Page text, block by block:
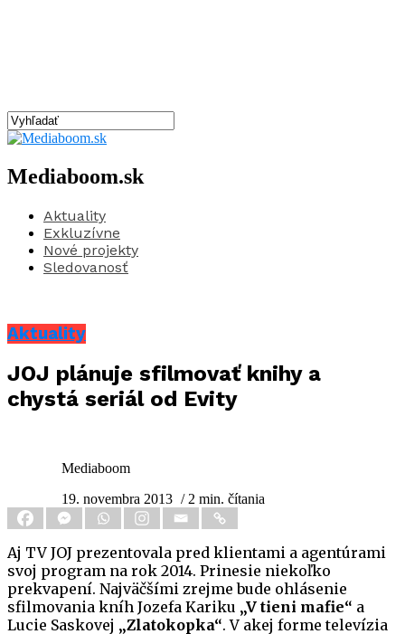
Mediaboom.sk
Aktuality
Exkluzívne
Nové projekty
Sledovanosť
Aktuality
JOJ plánuje sfilmovať knihy a
chystá seriál od Evity
Mediaboom
19. novembra 2013 / 2 min. čítania
Aj TV JOJ prezentovala pred klientami a agentúrami
svoj program na rok 2014. Prinesie niekoľko
prekvapení. Najväčšími zrejme bude ohlásenie
sfilmovania kníh Jozefa Kariku „V tieni mafie“ a
Lucie Saskovej „Zlatokopka“. V akej forme televízia